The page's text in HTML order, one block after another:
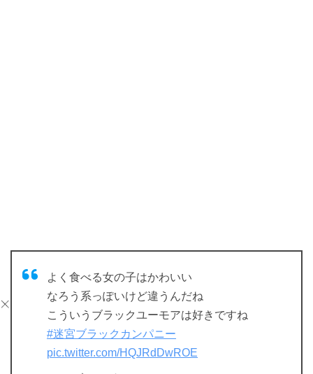
よく食べる女の子はかわいい
なろう系っぽいけど違うんだね
こういうブラックユーモアは好きですね
#迷宮ブラックカンパニー
pic.twitter.com/HQJRdDwROE